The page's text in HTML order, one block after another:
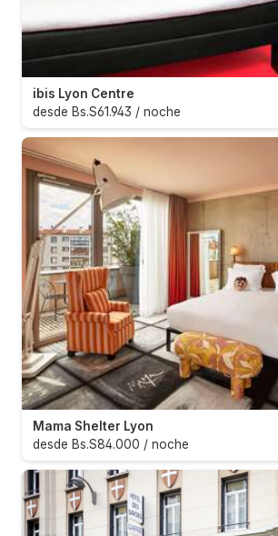
ibis Lyon Centre
desde Bs.S61.943 / noche
Mama Shelter Lyon
desde Bs.S84.000 / noche